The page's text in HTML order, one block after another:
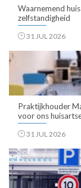
Waarnemend
zelfstandigheid
31 JUL 2026
Praktijkhouder
voor ons
31 JUL 2026